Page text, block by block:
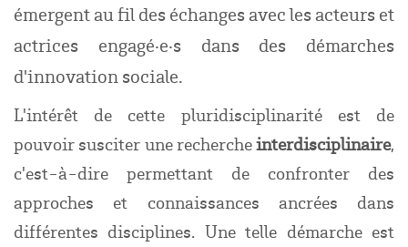
émergent au fil des échanges avec les acteurs et
actrices engagé·e·s dans des démarches
d'innovation sociale.
L'intérêt de cette pluridisciplinarité est de
pouvoir susciter une rechercheinterdisciplinaire,
c'est-à-dire permettant de confronter des
approches et connaissances ancrées dans
différentes disciplines. Une telle démarche est